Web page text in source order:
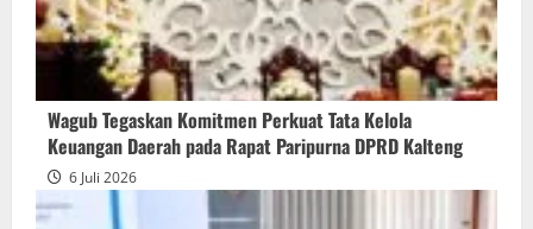
Wagub Tegaskan Komitmen Perkuat Tata Kelola
Keuangan Daerah pada Rapat Paripurna DPRD Kalteng
6 Juli 2026